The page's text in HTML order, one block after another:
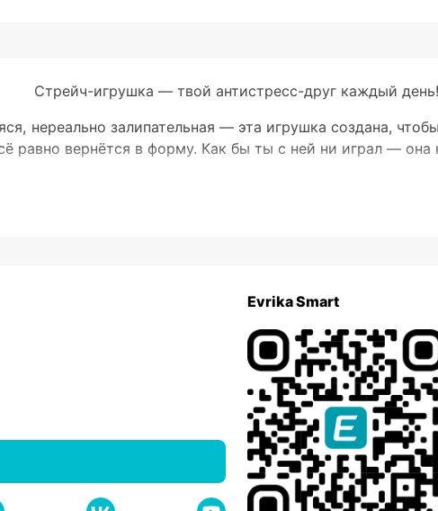
Стрейч-игрушка — твой антистресс-друг каждый день!
нереально залипательная — эта игрушка создана,
равно вернётся в форму. Как бы ты с ней ни играл — она
Evrika Smart